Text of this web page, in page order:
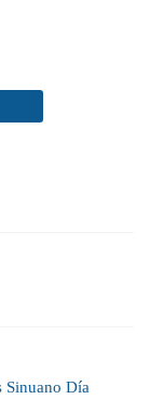
Sinuano Día